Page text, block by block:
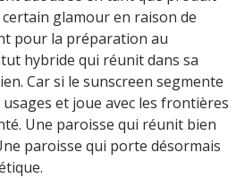
glamour en raison de
pour la préparation au
hybride qui réunit dans sa
Car si le sunscreen segmente
et joue avec les frontières
Une paroisse qui réunit bien
paroisse qui porte désormais